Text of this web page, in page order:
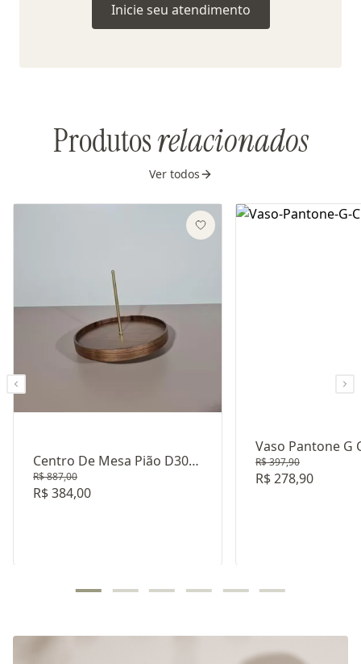
Inicie seu atendimento
Produtosrelacionados
Ver todos
Centro De Mesa Pião D30
Nogueira - Exclusivo Lider
R$ 887,00
R$ 384,00
Vaso Pantone G
R$ 397,90
R$ 278,90